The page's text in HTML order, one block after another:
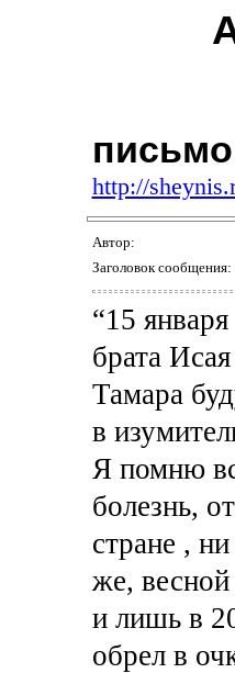
http://
Автор:
Заголовок сообщения:
“15
брата
Тамара
в
Я помню
болезнь,
стране ,
же, весной
и лишь в
обрел в